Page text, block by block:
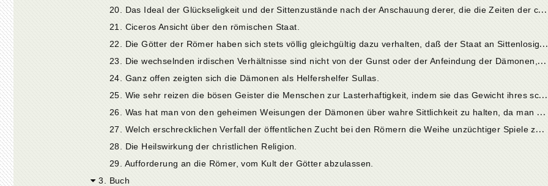
2
0. Das Ideal der Glückseligkeit und der Sittenzustände nach der Anschauung derer, die die Zeiten der christlichen Religion anklagen.
21. Ciceros Ansicht über den römischen Staat.
2
2. Die Götter der Römer haben sich stets völlig gleichgültig dazu verhalten, daß der Staat an Sittenlosigkeit zugrunde ging.
2
3. Die wechselnden irdischen Verhältnisse sind nicht von der Gunst oder der Anfeindung der Dämonen, sondern von dem Ratschluß des wahren Gottes abhängig.
24. Ganz offen zeigten sich die Dämonen als Helfershelfer Sullas.
2
5. Wie sehr reizen die bösen Geister die Menschen zur Lasterhaftigkeit, indem sie das Gewicht ihres scheinbar göttlichen Beispiels für Begehung von Freveln einsetzen!
2
6. Was hat man von den geheimen Weisungen der Dämonen über wahre Sittlichkeit zu halten, da man doch öffentlich bei ihrem Kulte jede Art von Schlechtigkeit lernen konnte?
2
7. Welch erschrecklichen Verfall der öffentlichen Zucht bei den Römern die Weihe unzüchtiger Spiele zur Versöhnung ihrer Götter herbeiführte.
28. Die Heilswirkung der christlichen Religion.
29. Aufforderung an die Römer, vom Kult der Götter abzulassen.
3. Buch